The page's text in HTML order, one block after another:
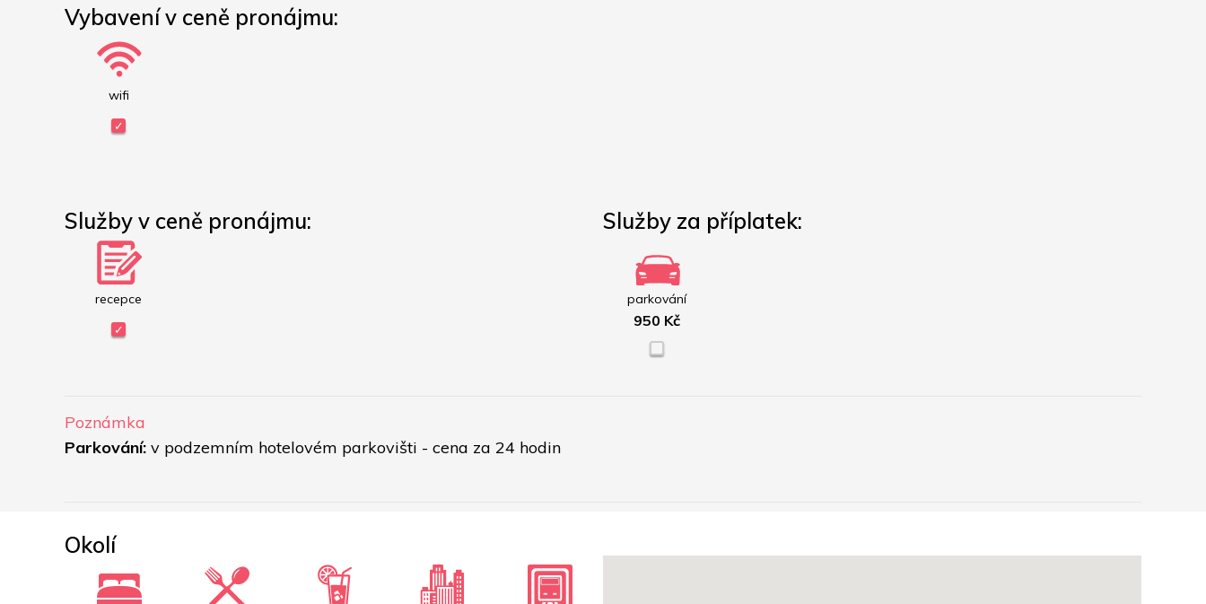
Vybavení v ceně pronájmu:
wifi
Služby v ceně pronájmu:
recepce
Služby za příplatek:
parkování
950 Kč
Poznámka
Parkování: v podzemním hotelovém parkovišti - cena za 24 hodin
Okolí